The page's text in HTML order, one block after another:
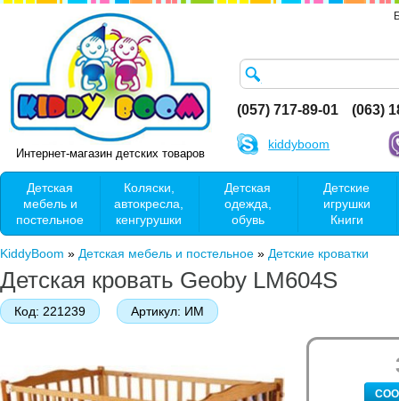
Интернет-магазин детских товаров
(057) 717-89-01 (063)
kiddyboom
Детская
мебель и
постельное
Коляски,
автокресла,
кенгурушки
Детская
одежда,
обувь
Детские
игрушки
Книги
KiddyBoom » Детская мебель и постельное » Детские кроватки
Детская кровать Geoby LM604S
Код: 221239 Артикул: ИМ